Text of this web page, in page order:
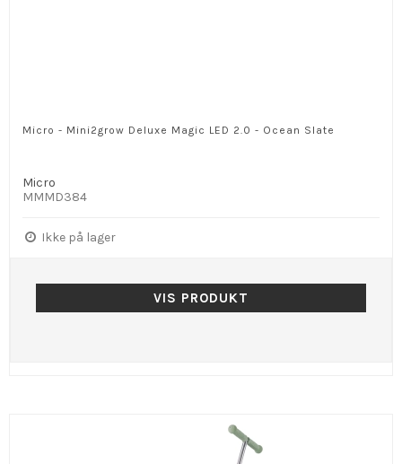
Micro - Mini2grow Deluxe Magic LED 2.0 - Ocean Slate
Micro
MMMD384
Ikke på lager
VIS PRODUKT